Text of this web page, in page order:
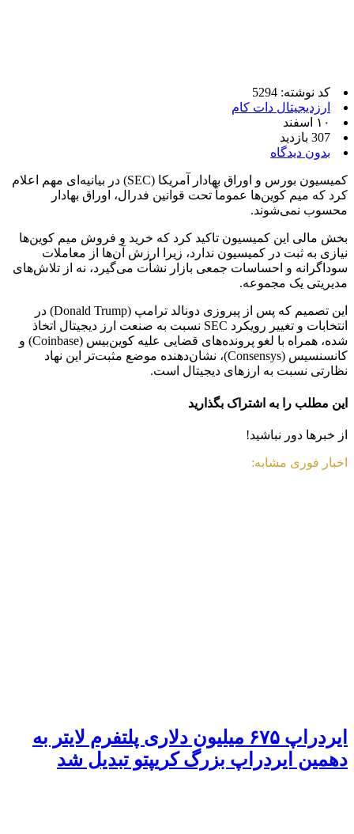
کد نوشته: 5294
ارزدیجیتال دات کام
۱۰ اسفند
307 بازدید
بدون دیدگاه
کمیسیون بورس و اوراق بهادار آمریکا (SEC) در بیانیه‌ای مهم اعلام
کرد که میم کوین‌ها عموماً تحت قوانین فدرال، اوراق بهادار
محسوب نمی‌شوند.
بخش مالی این کمیسیون تاکید کرد که خرید و فروش میم کوین‌ها
نیازی به ثبت در کمیسیون ندارد، زیرا ارزش آن‌ها از معاملات
سوداگرانه و احساسات جمعی بازار نشأت می‌گیرد، نه از تلاش‌های
مدیریتی یک مجموعه.
این تصمیم که پس از پیروزی دونالد ترامپ (Donald Trump) در
انتخابات و تغییر رویکرد SEC نسبت به صنعت ارز دیجیتال اتخاذ
شده، همراه با لغو پرونده‌های قضایی علیه کوین‌بیس (Coinbase) و
کانسنسیس (Consensys)، نشان‌دهنده موضع مثبت‌تر این نهاد
نظارتی نسبت به ارزهای دیجیتال است.
این مطلب را به اشتراک بگذارید
از خبرها دور نباشید!
اخبار فوری مشابه:
ایردراپ ۶۷۵ میلیون دلاری پلتفرم لایتر به
دهمین ایردراپ بزرگ کریپتو تبدیل شد